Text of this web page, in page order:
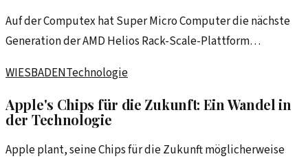
Auf der Computex hat Super Micro Computer die nächste
Generation der AMD Helios Rack-Scale-Plattform
Serverlandschaft zu revolutionieren.
WIESBADENTechnologie
Apple's Chips für die Zukunft: Ein Wandel in
der Technologie
Apple plant, seine Chips für die Zukunft möglicherweise